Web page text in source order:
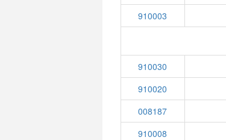
910003
910030
910020
008187
910008